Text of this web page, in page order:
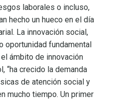
laborales o incluso,
hecho un hueco en el día
La innovación social,
oportunidad fundamental
ámbito de innovación
“ha crecido la demanda
de atención social y
mucho tiempo. Un primer